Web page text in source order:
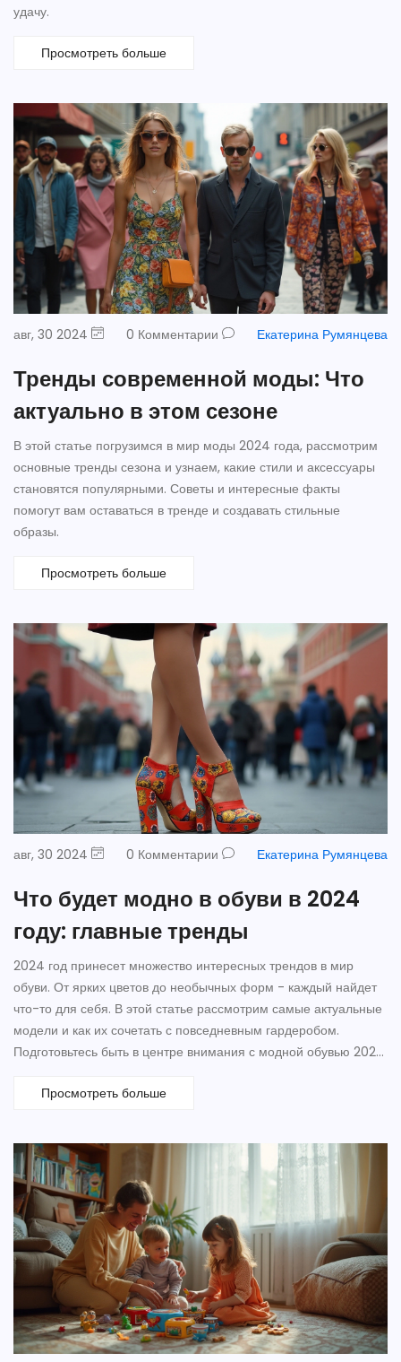
удачу.
Просмотреть больше
авг, 30 2024 0 Комментарии Екатерина Румянцева
Тренды современной моды: Что
актуально в этом сезоне
В этой статье погрузимся в мир моды 2024 года, рассмотрим
основные тренды сезона и узнаем, какие стили и аксессуары
становятся популярными. Советы и интересные факты
помогут вам оставаться в тренде и создавать стильные
образы.
Просмотреть больше
авг, 30 2024 0 Комментарии Екатерина Румянцева
Что будет модно в обуви в 2024
году: главные тренды
2024 год принесет множество интересных трендов в мир
обуви. От ярких цветов до необычных форм - каждый найдет
что-то для себя. В этой статье рассмотрим самые актуальные
модели и как их сочетать с повседневным гардеробом.
Подготовьтесь быть в центре внимания с модной обувью 2024
Просмотреть больше